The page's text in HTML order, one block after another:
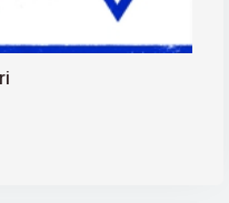
tetikler mi?